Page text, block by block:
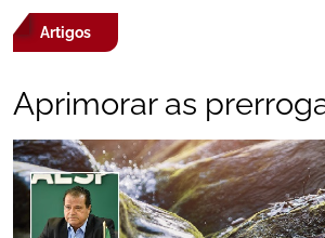
Artigos
Aprimorar as